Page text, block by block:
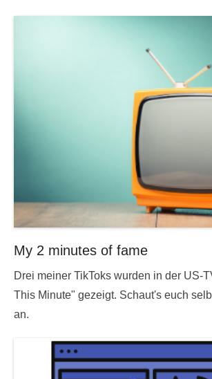
My 2 minutes of fame
Drei meiner TikToks wurden in der US-
This Minute" gezeigt. Schaut's euch
an.